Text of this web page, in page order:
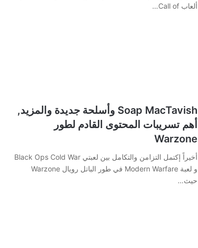
ألعاب Call of…
Soap MacTavish وأسلحة جديدة والمزيد,
أهم تسريبات المحتوى القادم لطور
Warzone
أخيراً إكتمل التزامن والتكامل بين لعبتي Black Ops Cold War
و لعبة Modern Warfare في طور الباتل رويال Warzone
حيث…